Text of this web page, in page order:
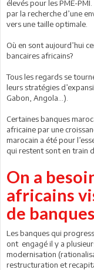
élevés pour les PME-
par la recherche d’une
vers une taille optimale.
Où en sont aujourd’hui
bancaires africains?
Tous les regards se
leurs stratégies
Gabon, Angola…).
Certaines banques
africaine par une
marocain a été pour
qui restent sont en train
On a
africains
de banques
Les banques qui
ont engagé il y a
modernisation
restructuration et